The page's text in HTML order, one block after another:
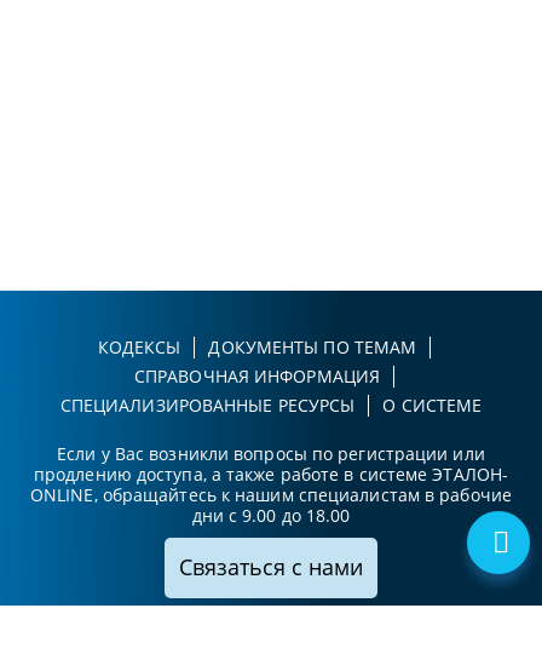
КОДЕКСЫ
ДОКУМЕНТЫ ПО ТЕМАМ
СПРАВОЧНАЯ ИНФОРМАЦИЯ
СПЕЦИАЛИЗИРОВАННЫЕ РЕСУРСЫ
О СИСТЕМЕ
Если у Вас возникли вопросы по регистрации или
продлению доступа, а также работе в системе ЭТАЛОН-
ONLINE, обращайтесь к нашим специалистам в рабочие
дни с 9.00 до 18.00
Связаться с нами